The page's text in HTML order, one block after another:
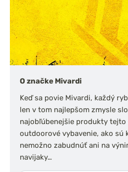
O značke Mivardi
Keď sa povie Mivardi, každý
len v tom najlepšom zmysle
najobľúbenejšie produkty
outdoorové vybavenie, ako sú
nemožno zabudnúť ani na
navijaky…